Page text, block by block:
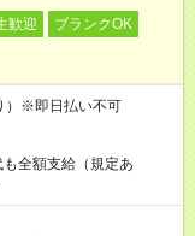
歓迎
ブランクOK
）※即日払い不可
全額支給（規定あ